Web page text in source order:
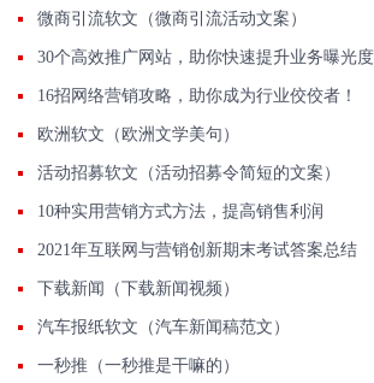
微商引流软文（微商引流活动文案）
30个高效推广网站，助你快速提升业务曝光度
16招网络营销攻略，助你成为行业佼佼者！
欧洲软文（欧洲文学美句）
活动招募软文（活动招募令简短的文案）
10种实用营销方式方法，提高销售利润
2021年互联网与营销创新期末考试答案总结
下载新闻（下载新闻视频）
汽车报纸软文（汽车新闻稿范文）
一秒推（一秒推是干嘛的）